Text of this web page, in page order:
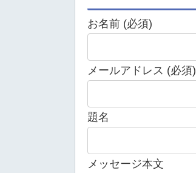
お名前 (必須)
メールアドレス (必須)
題名
メッセージ本文